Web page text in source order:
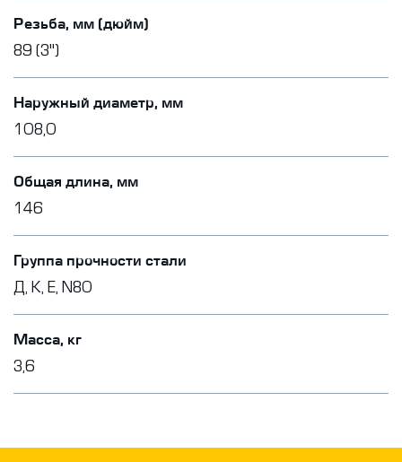
Резьба, мм (дюйм)
89 (3")
Наружный диаметр, мм
108,0
Общая длина, мм
146
Группа прочности стали
Д, К, Е, N80
Масса, кг
3,6